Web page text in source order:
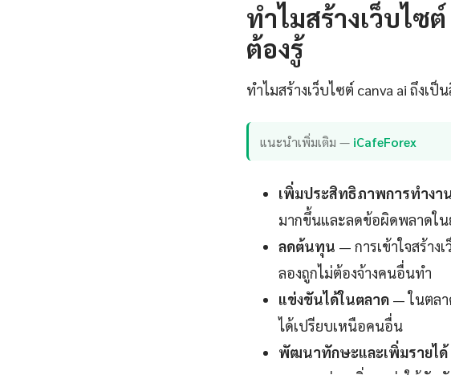
ทำไมสร้างเว็บไซ
ต้องรู้
ทำไมสร้างเว็บไซต์ canva ai ถึงเ
แนะนำเพิ่มเติม — iCafeForex
เพิ่มประสิทธิภาพการทำงา
มากขึ้นและลดข้อผิดพลาดใ
ลดต้นทุน — การเข้าใจสร้าง
ลองถูกไม่ต้องจ้างคนอื่นทำ
แข่งขันได้ในตลาด — ในตลา
ได้เปรียบเหนือคนอื่น
พัฒนาทักษะและเพิ่มรายได้